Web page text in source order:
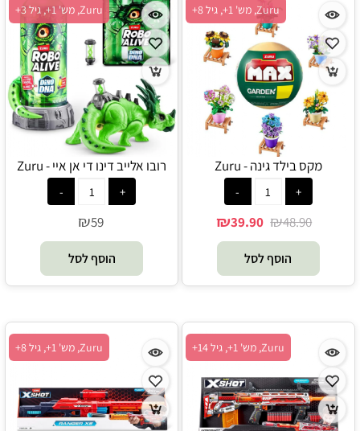
Zuru, מש' 1+, גיל 8+
מקס בילד גינה - Zuru
₪48.90
₪39.90
הוסף לסל
Zuru, מש' 1+, גיל 3+
רובו אלייב דינו די אן איי - Zuru
₪59
הוסף לסל
Zuru, מש' 1+, גיל 14+ Zuru, מש' 1+, גיל 8+